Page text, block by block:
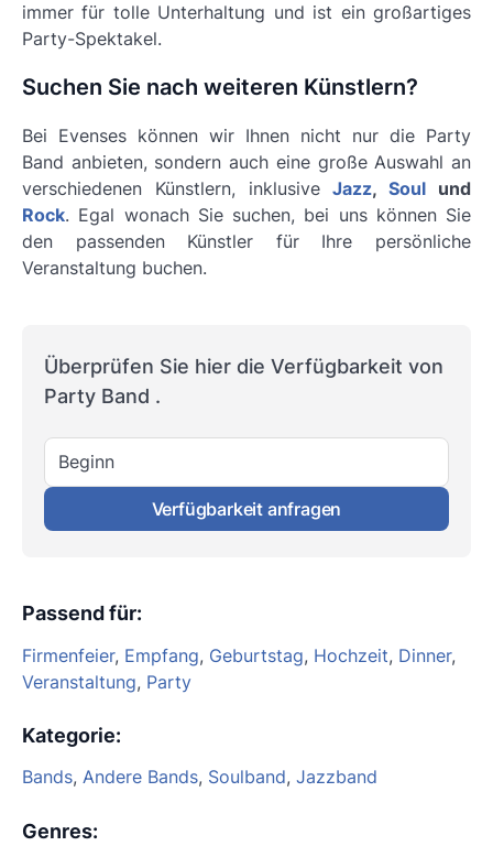
immer für tolle Unterhaltung und ist ein großartiges
Party-Spektakel.
Suchen Sie nach weiteren Künstlern?
Bei Evenses können wir Ihnen nicht nur die Party
Band anbieten, sondern auch eine große Auswahl an
verschiedenen Künstlern, inklusiveJazz,Soul und
Rock. Egal wonach Sie suchen, bei uns können Sie
den passenden Künstler für Ihre persönliche
Veranstaltung buchen.
Überprüfen Sie hier die Verfügbarkeit von
Party Band .
Beginn
Verfügbarkeit anfragen
Passend für:
Firmenfeier, Empfang, Geburtstag, Hochzeit, Dinner,
Veranstaltung, Party
Kategorie:
Bands, Andere Bands, Soulband, Jazzband
Genres: